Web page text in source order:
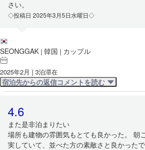
さい。
◇投稿日 2025年3月5日水曜日◇
SEONGGAK | 韓国 | カップル
2025年2月 | 3泊滞在
宿泊先からの返信コメントを読む
4.6
また是非泊まりたい
場所も建物の雰囲気もとても良かった。 朝
実していて、並べた方の素敵さと良かった